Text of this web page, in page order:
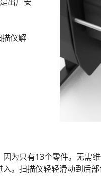
描仪解
为只有13个零件。无需
。扫描仪轻轻滑动到后